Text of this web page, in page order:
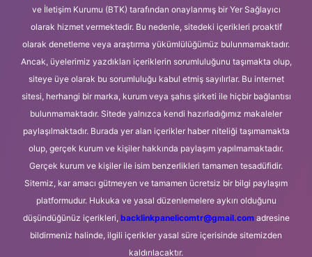
ve İletişim Kurumu (BTK) tarafından onaylanmış bir Yer Sağlayıcı
olarak hizmet vermektedir. Bu nedenle, sitedeki içerikleri proaktif
olarak denetleme veya araştırma yükümlülüğümüz bulunmamaktadır.
Ancak, üyelerimiz yazdıkları içeriklerin sorumluluğunu taşımakta olup,
siteye üye olarak bu sorumluluğu kabul etmiş sayılırlar. Bu internet
sitesi, herhangi bir marka, kurum veya şahıs şirketi ile hiçbir bağlantısı
bulunmamaktadır. Sitede yalnızca kendi hazırladığımız makaleler
paylaşılmaktadır. Burada yer alan içerikler haber niteliği taşımamakta
olup, gerçek kurum ve kişiler hakkında paylaşım yapılmamaktadır.
Gerçek kurum ve kişiler ile isim benzerlikleri tamamen tesadüfidir.
Sitemiz, kar amacı gütmeyen ve tamamen ücretsiz bir bilgi paylaşım
platformudur. Hukuka ve yasal düzenlemelere aykırı olduğunu
düşündüğünüz içerikleri, backlinkpanelicomtr@gmail.comadresine
bildirmeniz halinde, ilgili içerikler yasal süre içerisinde sitemizden
kaldırılacaktır.